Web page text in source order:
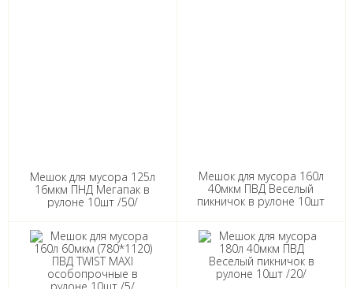
Мешок для мусора 125л
16мкм ПНД Мегапак в
рулоне 10шт /50/
Мешок для мусора 160л
40мкм ПВД Веселый
пикничок в рулоне 10шт